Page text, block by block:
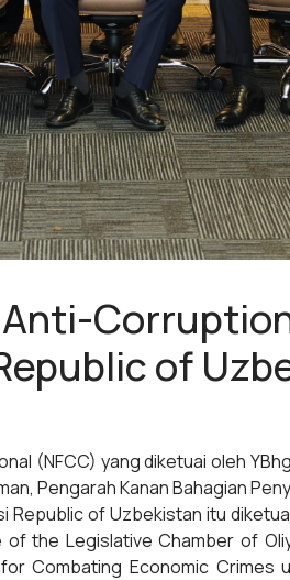
of
(NFCC) yang diketuai oleh
Pengarah Kanan Bahagian
of Uzbekistan itu
the Legislative Chamber of
Combating Economic Crimes